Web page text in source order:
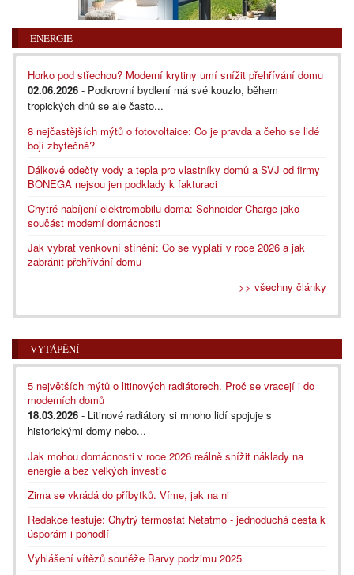
ENERGIE
Horko pod střechou? Moderní krytiny umí snížit přehřívání domu
02.06.2026 - Podkrovní bydlení má své kouzlo, během
tropických dnů se ale často...
8 nejčastějších mýtů o fotovoltaice: Co je pravda a čeho se lidé
bojí zbytečně?
Dálkové odečty vody a tepla pro vlastníky domů a SVJ od firmy
BONEGA nejsou jen podklady k fakturaci
Chytré nabíjení elektromobilu doma: Schneider Charge jako
součást moderní domácnosti
Jak vybrat venkovní stínění: Co se vyplatí v roce 2026 a jak
zabránit přehřívání domu
>> všechny články
VYTÁPĚNÍ
5 největších mýtů o litinových radiátorech. Proč se vracejí i do
moderních domů
18.03.2026 - Litinové radiátory si mnoho lidí spojuje s
historickými domy nebo...
Jak mohou domácnosti v roce 2026 reálně snížit náklady na
energie a bez velkých investic
Zima se vkrádá do příbytků. Víme, jak na ni
Redakce testuje: Chytrý termostat Netatmo - jednoduchá cesta k
úsporám i pohodlí
Vyhlášení vítězů soutěže Barvy podzimu 2025